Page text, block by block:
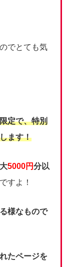
でとても気
定で、特別
ます！
5000円分以
すよ！
様なもので
たページを